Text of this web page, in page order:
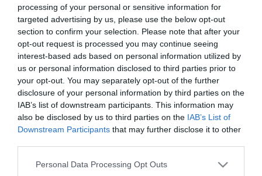
processing of your personal or sensitive information for
targeted advertising by us, please use the below opt-out
section to confirm your selection. Please note that after your
opt-out request is processed you may continue seeing
interest-based ads based on personal information utilized by
us or personal information disclosed to third parties prior to
your opt-out. You may separately opt-out of the further
disclosure of your personal information by third parties on the
IAB’s list of downstream participants. This information may
also be disclosed by us to third parties on the IAB’s List of
Downstream Participants that may further disclose it to other
Personal Data Processing Opt Outs
Autore Appi .
26.02.2007 11:54
vedi letture
Il giovane talento italiano Arturo Lupoli (l'attaccante è in
l'acquisto a titolo definitivo (a parametro zero) del